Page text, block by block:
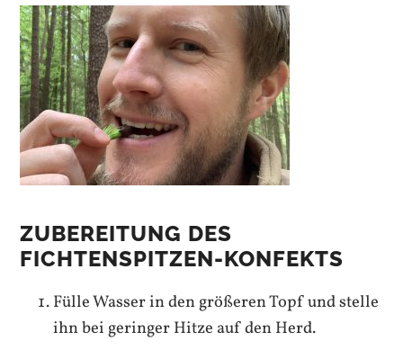
ZUBEREITUNG DES
FICHTENSPITZEN-KONFEKTS
Fülle Wasser in den größeren Topf und stelle
ihn bei geringer Hitze auf den Herd.